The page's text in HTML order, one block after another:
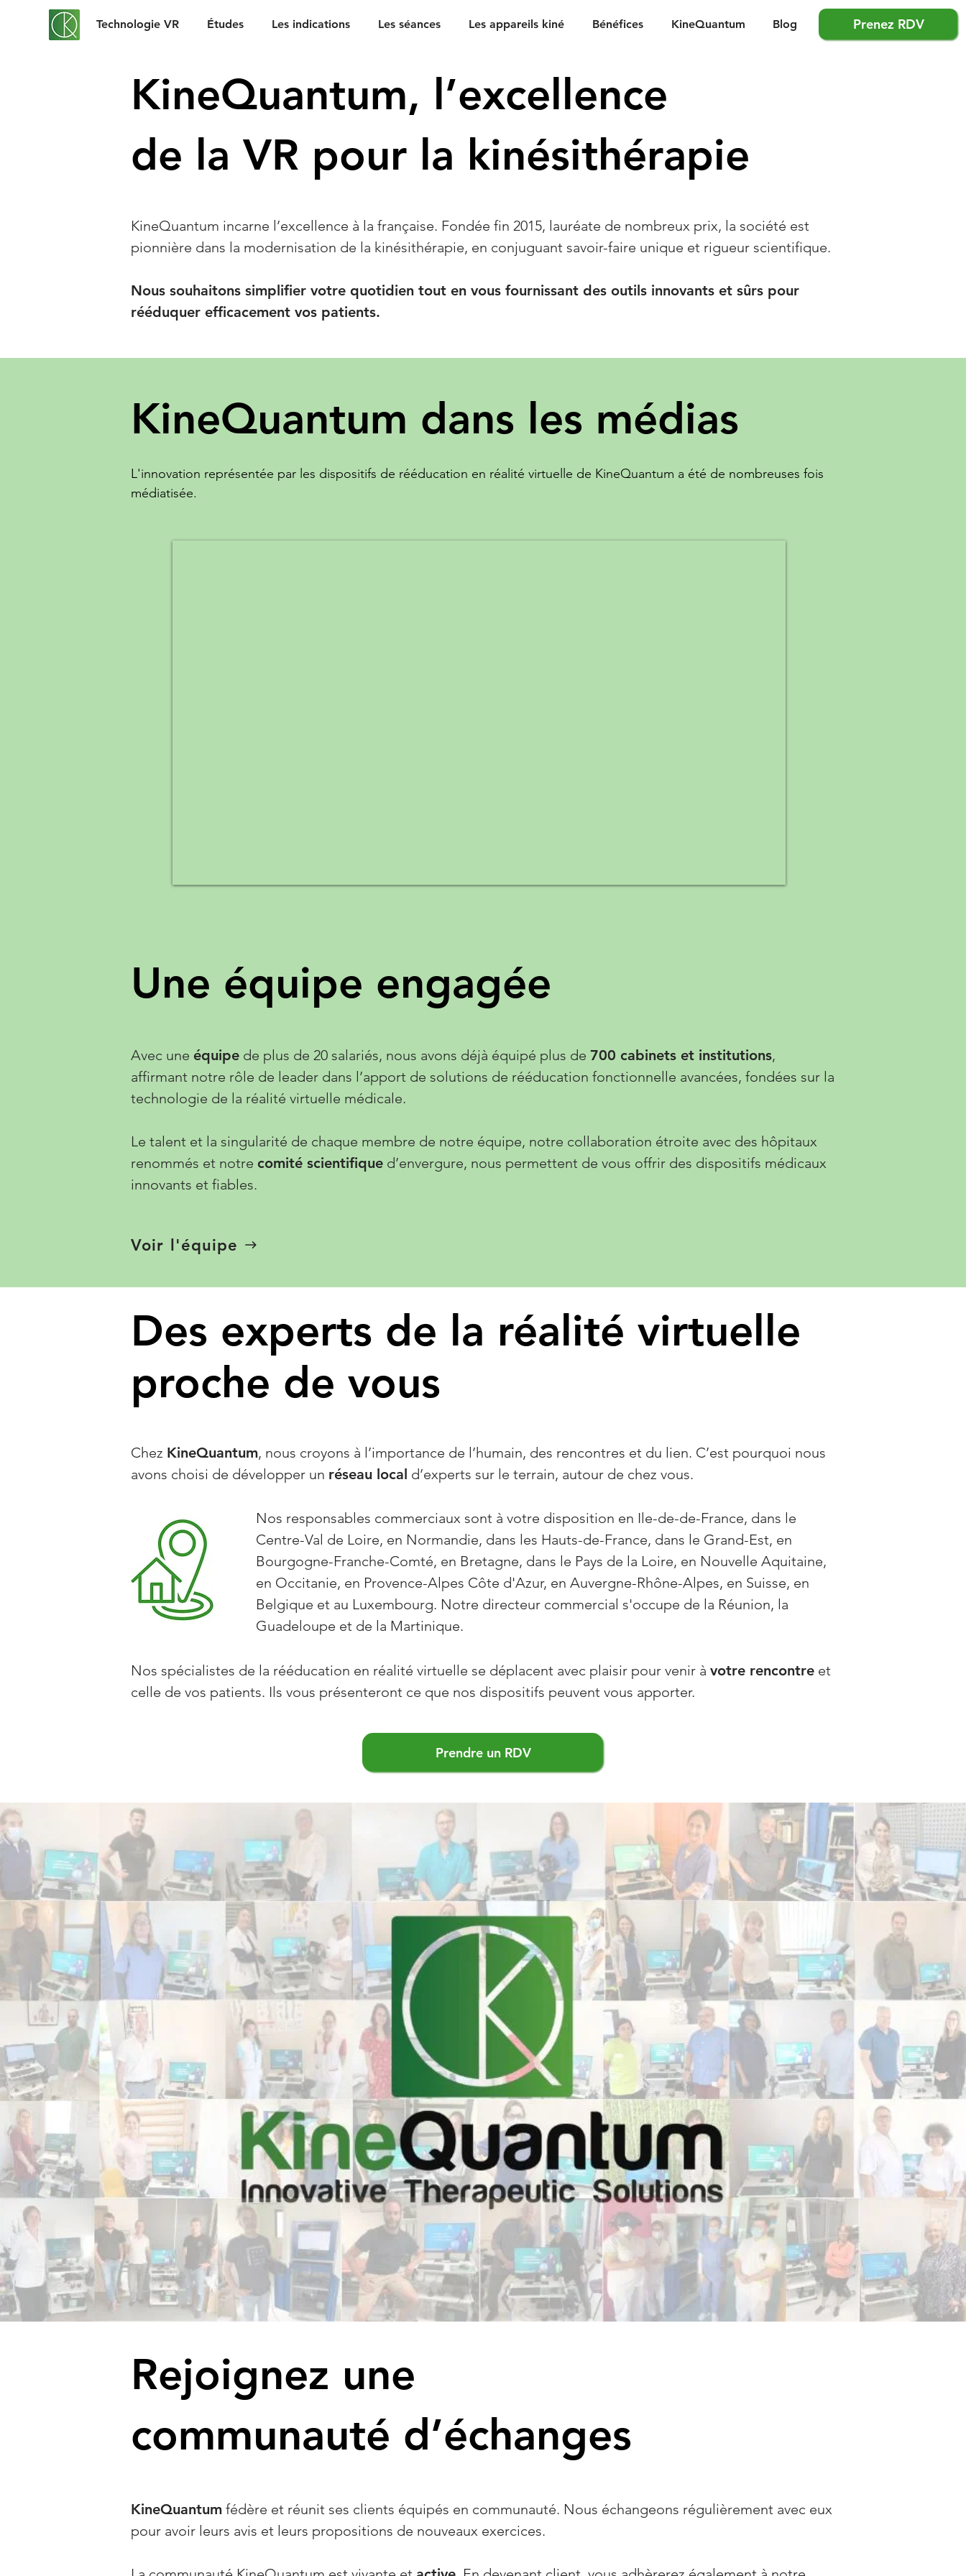
Technologie VR Études Les indications Les séances Les appareils kiné Bénéfices KineQuantum Blog Prenez RDV
KineQuantum, l’excellence
de la VR pour la kinésithérapie
KineQuantum incarne l’excellence à la française. Fondée fin 2015, lauréate de nombreux prix, la société est
pionnière dans la modernisation de la kinésithérapie, en conjuguant savoir-faire unique et rigueur scientifique.
Nous souhaitons simplifier votre quotidien tout en vous fournissant des outils innovants et sûrs pour
rééduquer efficacement vos patients.
KineQuantum dans les médias
L'innovation représentée par les dispositifs de rééducation en réalité virtuelle de KineQuantum a été de nombreuses fois
médiatisée.
Une équipe engagée
Avec une équipe de plus de 20 salariés, nous avons déjà équipé plus de 700 cabinets et institutions,
affirmant notre rôle de leader dans l’apport de solutions de rééducation fonctionnelle avancées, fondées sur la
technologie de la réalité virtuelle médicale.
Le talent et la singularité de chaque membre de notre équipe, notre collaboration étroite avec des hôpitaux
renommés et notre comité scientifique d’envergure, nous permettent de vous offrir des dispositifs médicaux
innovants et fiables.
Voir l'équipe
Des experts de la réalité virtuelle
proche de vous
Chez KineQuantum, nous croyons à l’importance de l’humain, des rencontres et du lien. C’est pourquoi nous
avons choisi de développer un réseau local d’experts sur le terrain, autour de chez vous.
Nos responsables commerciaux sont à votre disposition en Ile-de-de-France, dans le
Centre-Val de Loire, en Normandie, dans les Hauts-de-France, dans le Grand-Est, en
Bourgogne-Franche-Comté, en Bretagne, dans le Pays de la Loire, en Nouvelle Aquitaine,
en Occitanie, en Provence-Alpes Côte d'Azur, en Auvergne-Rhône-Alpes, en Suisse, en
Belgique et au Luxembourg. Notre directeur commercial s'occupe de la Réunion, la
Guadeloupe et de la Martinique.
Nos spécialistes de la rééducation en réalité virtuelle se déplacent avec plaisir pour venir à votre rencontre et
celle de vos patients. Ils vous présenteront ce que nos dispositifs peuvent vous apporter.
Prendre un RDV
Rejoignez une
communauté d’échanges
KineQuantum fédère et réunit ses clients équipés en communauté. Nous échangeons régulièrement avec eux
pour avoir leurs avis et leurs propositions de nouveaux exercices.